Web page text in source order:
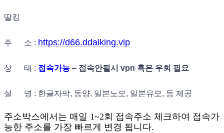
딸킹
주 소 : https://d66.ddalking.vip
상 태 : 접속가능 – 접속안될시 vpn 혹은 우회 필요
설 명 : 한글자막, 동양, 일본노모, 일본유모, 등 제공
주소박스에서는 매일 1~2회 접속주소 체크하여 접속가
능한 주소를 가장 빠르게 변경 됩니다.